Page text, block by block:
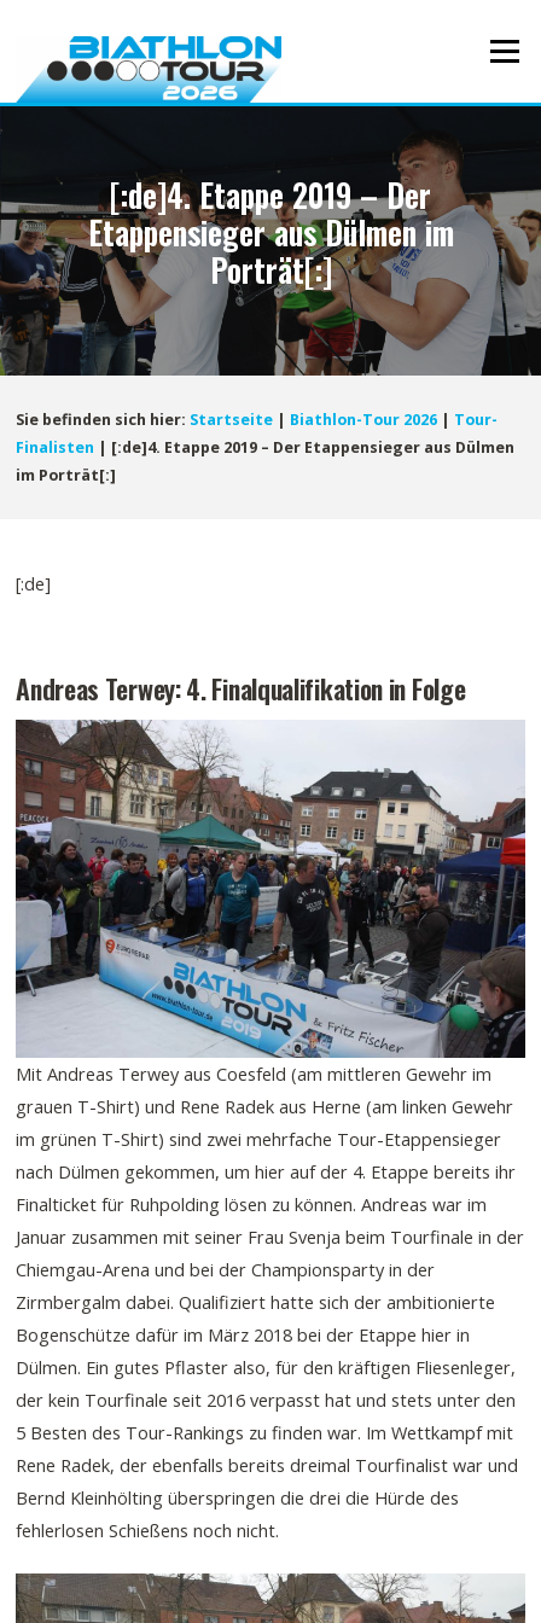
Inhalt
Menü
[:de]4. Etappe 2019 – Der
Etappensieger aus Dülmen im
Porträt[:]
Sie befinden sich hier: Startseite | Biathlon-Tour 2026 | Tour-
Finalisten | [:de]4. Etappe 2019 – Der Etappensieger aus Dülmen
im Porträt[:]
[:de]
Andreas Terwey: 4. Finalqualifikation in Folge
Mit Andreas Terwey aus Coesfeld (am mittleren Gewehr im
grauen T-Shirt) und Rene Radek aus Herne (am linken Gewehr
im grünen T-Shirt) sind zwei mehrfache Tour-Etappensieger
nach Dülmen gekommen, um hier auf der 4. Etappe bereits ihr
Finalticket für Ruhpolding lösen zu können. Andreas war im
Januar zusammen mit seiner Frau Svenja beim Tourfinale in der
Chiemgau-Arena und bei der Championsparty in der
Zirmbergalm dabei. Qualifiziert hatte sich der ambitionierte
Bogenschütze dafür im März 2018 bei der Etappe hier in
Dülmen. Ein gutes Pflaster also, für den kräftigen Fliesenleger,
der kein Tourfinale seit 2016 verpasst hat und stets unter den
5 Besten des Tour-Rankings zu finden war. Im Wettkampf mit
Rene Radek, der ebenfalls bereits dreimal Tourfinalist war und
Bernd Kleinhölting überspringen die drei die Hürde des
fehlerlosen Schießens noch nicht.